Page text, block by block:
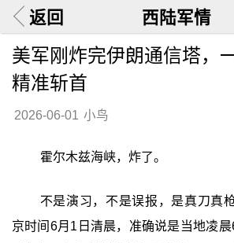
返回 西陆军情
美军刚炸完伊朗通信塔，
精准斩首
2026-06-01 小鸟
霍尔木兹海峡，炸了。
不是演习，不是误报，是真刀真
京时间6月1日清晨，准确说是当地凌